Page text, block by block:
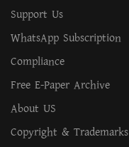
Support Us
WhatsApp Subscription
Compliance
Free E-Paper Archive
About US
Copyright & Trademarks